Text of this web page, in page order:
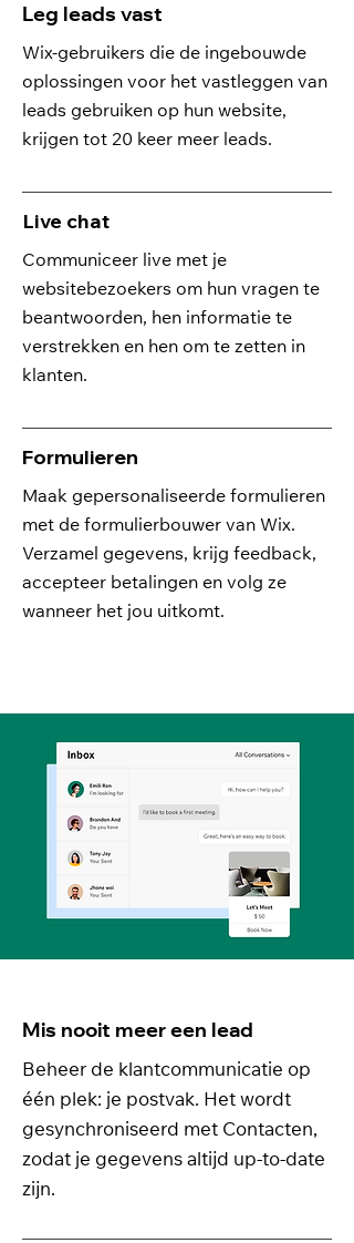
Leg leads vast
Wix-gebruikers die de ingebouwde
oplossingen voor het vastleggen van
leads gebruiken op hun website,
krijgen tot 20 keer meer leads.
Live chat
Communiceer live met je
websitebezoekers om hun vragen te
beantwoorden, hen informatie te
verstrekken en hen om te zetten in
klanten.
Formulieren
Maak gepersonaliseerde formulieren
met de formulierbouwer van Wix.
Verzamel gegevens, krijg feedback,
accepteer betalingen en volg ze
wanneer het jou uitkomt.
Mis nooit meer een lead
Beheer de klantcommunicatie op
één plek: je postvak. Het wordt
gesynchroniseerd met Contacten,
zodat je gegevens altijd up-to-date
zijn.